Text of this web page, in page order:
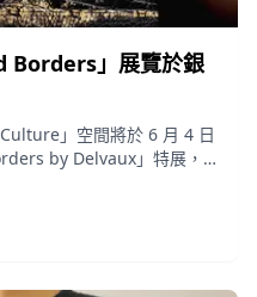
」展覽於銀
」空間將於 6 月 4 日
by Delvaux」特展，
特別系列，這也是該系列首